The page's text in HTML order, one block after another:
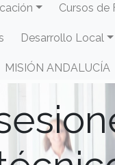
Cursos de
Desarrollo Local
MISIÓN ANDALUCÍA